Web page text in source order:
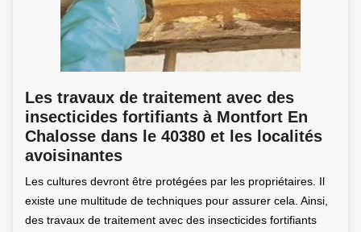
Les travaux de traitement avec des
insecticides fortifiants à Montfort En
Chalosse dans le 40380 et les localités
avoisinantes
Les cultures devront être protégées par les propriétaires. Il
existe une multitude de techniques pour assurer cela. Ainsi,
des travaux de traitement avec des insecticides fortifiants